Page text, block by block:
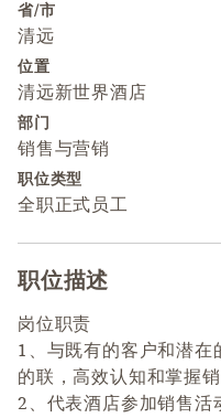
省/市
清远
位置
清远新世界酒店
部门
销售与营销
职位类型
全职正式员工
职位描述
Press space or enter
岗位职责
1、与既有的客户和潜在
的联，高效认知和掌握
2、代表酒店参加销售活